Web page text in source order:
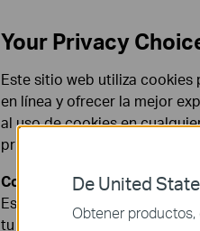
De United
Obtener productos,
Your Privacy
Este sitio web utiliza
en línea y ofrecer la mejor
al uso de cookies en
privacidad
Cookies Básicas
Estas cookies son
tu sistema.